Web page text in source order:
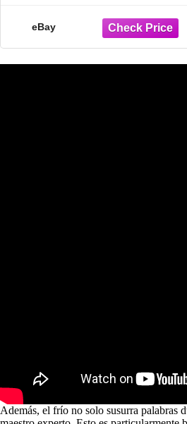
eBay
Además, el frío no solo susurra palabras